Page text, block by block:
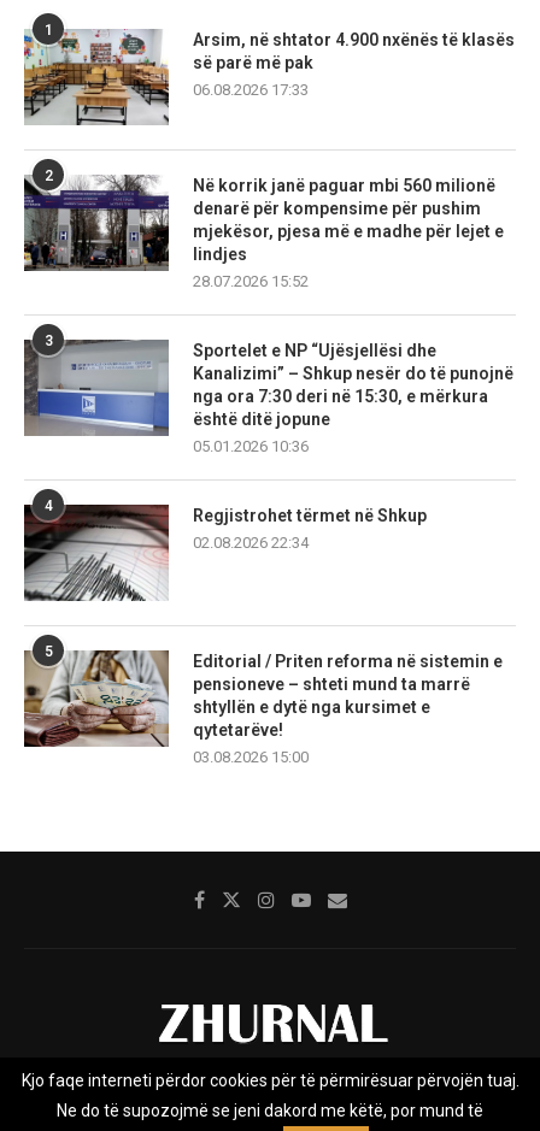
1
Arsim, në shtator 4.900 nxënës të klasës
së parë më pak
06.08.2026 17:33
2
Në korrik janë paguar mbi 560 milionë
denarë për kompensime për pushim
mjekësor, pjesa më e madhe për lejet e
lindjes
28.07.2026 15:52
3
Sportelet e NP “Ujësjellësi dhe
Kanalizimi” – Shkup nesër do të punojnë
nga ora 7:30 deri në 15:30, e mërkura
është ditë jopune
05.01.2026 10:36
4
Regjistrohet tërmet në Shkup
02.08.2026 22:34
5
Editorial / Priten reforma në sistemin e
pensioneve – shteti mund ta marrë
shtyllën e dytë nga kursimet e
qytetarëve!
03.08.2026 15:00
Rreth nesh Impresumi Marketing
Kjo faqe interneti përdor cookies për të përmirësuar përvojën tuaj.
Ne do të supozojmë se jeni dakord me këtë, por mund të